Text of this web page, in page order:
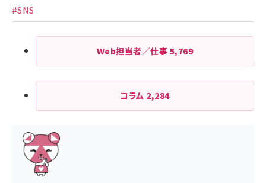
#SNS
Web担当者／仕事 5,769
コラム 2,284